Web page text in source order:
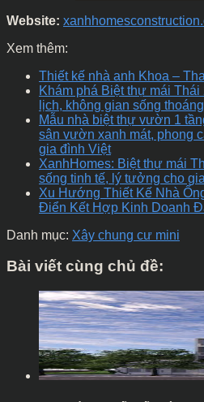
Website:
Xem thêm:
Thiết kế nhà anh Khoa –
Khám phá Biệt thự mái
lịch, không gian sống
Mẫu nhà biệt thự vườn 1
sân vườn xanh mát, phong
gia đình Việt
XanhHomes: Biệt thự mái
sống tinh tế, lý tưởng cho
Xu Hướng Thiết Kế Nhà
Điển Kết Hợp Kinh Doanh
Danh mục: Xây chung cư mini
Bài viết cùng chủ đề: